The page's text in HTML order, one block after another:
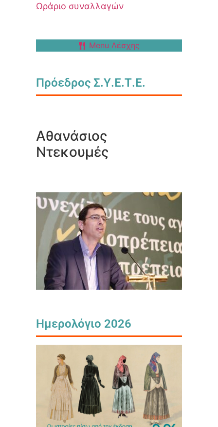
Ωράριο συναλλαγών
Menu Λέσχης
Πρόεδρος Σ.Υ.Ε.Τ.Ε.
Αθανάσιος
Ντεκουμές
Ημερολόγιο 2026